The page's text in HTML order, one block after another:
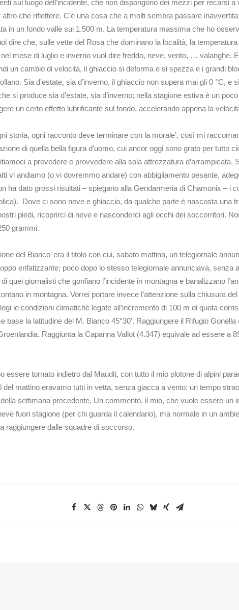
sul luogo dell’incidente, che non dispongono dei mezzi per recarsi
che riflettere. C’è una cosa che a molti sembra passare
in un fondo valle sui 1.500 m. La temperatura massima che ho
dire che, sulle vette del Rosa che dominano la località, la
mese di luglio e inverno vuol dire freddo, neve, vento, … valanghe.
un cambio di velocità, il ghiaccio si deforma e si spezza e i grandi
Sia d’estate, sia d’inverno, il ghiaccio non supera mai gli 0 °C, e
si produce sia d’estate, sia d’inverno; nella stagione estiva è un
un certo effetto lubrificante sul fondo, accelerando appena la
storia, ogni racconto deve terminare con la morale’, così mi
di quella bella figura d’uomo, cui ancor oggi sono grato per tutto
a prevedere e provvedere alla sola attrezzatura
vi andiamo (o vi dovremmo andare) con abbigliamento pesante,
ha dato grossi risultati – spiegano alla Gendarmeria di Chamonix – i
Dove ci sono neve e ghiaccio, da qualche parte è nascosta una
piedi, ricoprirci di neve e nasconderci agli occhi dei soccorritori.
grammi.
del Bianco’ era il titolo con cui, sabato mattina, un telegiornale
enfatizzante; poco dopo lo stesso telegiornale annunciava, senza
quei giornalisti che gonfiano l’incidente in montagna e banalizzano
in montagna. Vorrei portare invece l’attenzione sulla chiusura
le condizioni climatiche legate all’incremento di 100 m di quota
base la latitudine del M. Bianco 45°30’. Raggiungere il Rifugio
Raggiunta la Capanna Vallot (4.347) equivale ad essere a
essere tornato indietro dal Maudit, con tutto il mio plotone di alpini
del mattino eravamo tutti in vetta, senza giacca a vento: un tempo
settimana precedente. Un commento, il mio, che vuole essere un
fuori stagione (per chi guarda il calendario), ma normale in un
raggiungere dalle squadre di soccorso.